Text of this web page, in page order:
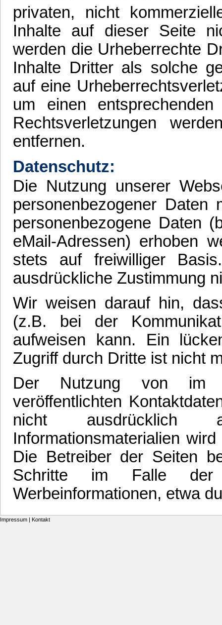
privaten, nicht
Inhalte auf dieser Seite
werden die Urheberrechte
Inhalte Dritter als solche
auf eine
um einen
Rechtsverletzungen
entfernen.
Datenschutz:
Die Nutzung unserer
personenbezogener
personenbezogene Daten
eMail-Adressen) erhoben
stets auf freiwilliger
ausdrückliche Zustimmung
Wir weisen darauf hin,
(z.B. bei der
aufweisen kann. Ein
Zugriff durch Dritte ist nicht
Der Nutzung von im
veröffentlichten
nicht ausdrücklich
Informationsmaterialien
Die Betreiber der Seiten
Schritte im Falle der
Werbeinformationen, etwa
Impressum | Kontakt